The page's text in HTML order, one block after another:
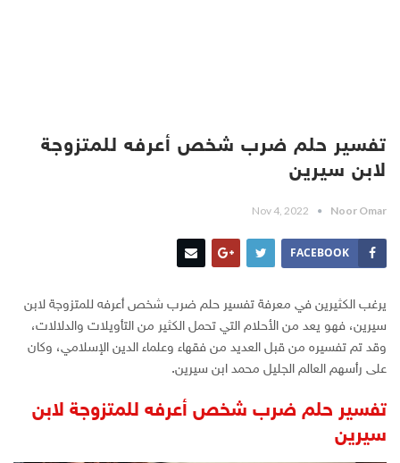
تفسير حلم ضرب شخص أعرفه للمتزوجة
لابن سيرين
Noor Omar
Nov 4, 2022
FACEBOOK
يرغب الكثيرين في معرفة تفسير حلم ضرب شخص أعرفه للمتزوجة لابن
سيرين، فهو يعد من الأحلام التي تحمل الكثير من التأويلات والدلالات،
وقد تم تفسيره من قبل العديد من فقهاء وعلماء الدين الإسلامي، وكان
على رأسهم العالم الجليل محمد ابن سيرين.
تفسير حلم ضرب شخص أعرفه للمتزوجة لابن
سيرين